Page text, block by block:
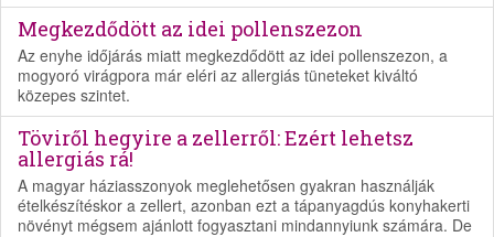
Megkezdődött az idei pollenszezon
Az enyhe időjárás miatt megkezdődött az idei pollenszezon, a
mogyoró virágpora már eléri az allergiás tüneteket kiváltó
közepes szintet.
Töviről hegyire a zellerről: Ezért lehetsz
allergiás rá!
A magyar háziasszonyok meglehetősen gyakran használják
ételkészítéskor a zellert, azonban ezt a tápanyagdús konyhakerti
növényt mégsem ajánlott fogyasztani mindannyiunk számára. De